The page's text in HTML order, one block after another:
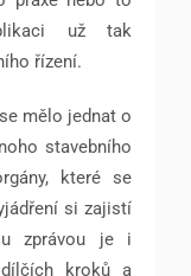
už tak
řízení.
mělo jednat o
stavebního
které se
si zajistí
zprávou je i
kroků a